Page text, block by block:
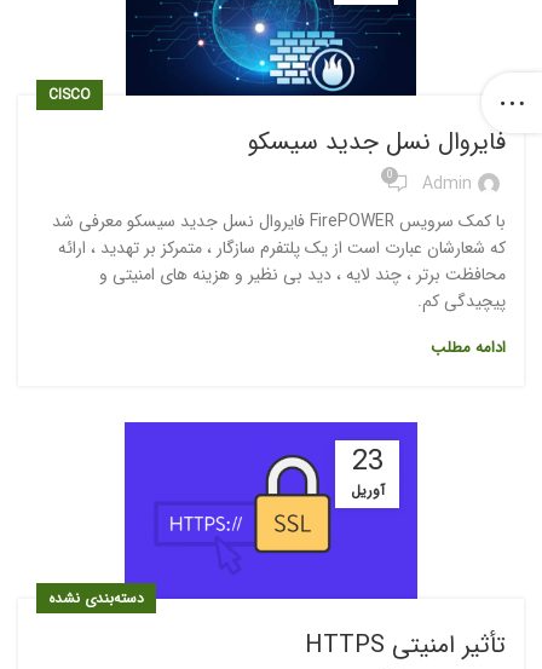
CISCO
فایروال نسل جدید سیسکو
Admin
0
با کمک سرویس FirePOWER فایروال نسل جدید سیسکو معرفی شد
که شعارشان عبارت است از یک پلتفرم سازگار ، متمرکز بر تهدید ، ارائه
محافظت برتر ، چند لایه ، دید بی نظیر و هزینه های امنیتی و
پیچیدگی کم.
ادامه مطلب
23
آوریل
دسته‌بندی نشده
تأثیر امنیتی HTTPS